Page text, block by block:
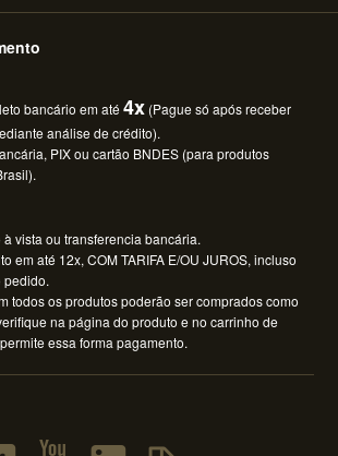
bancário em até4x (Pague só após receber
análise de crédito).
PIX ou cartão BNDES (para produtos
vista ou transferencia bancária.
em até 12x, COM TARIFA E/OU JUROS, incluso
pedido.
todos os produtos poderão ser comprados como
na página do produto e no carrinho de
essa forma pagamento.